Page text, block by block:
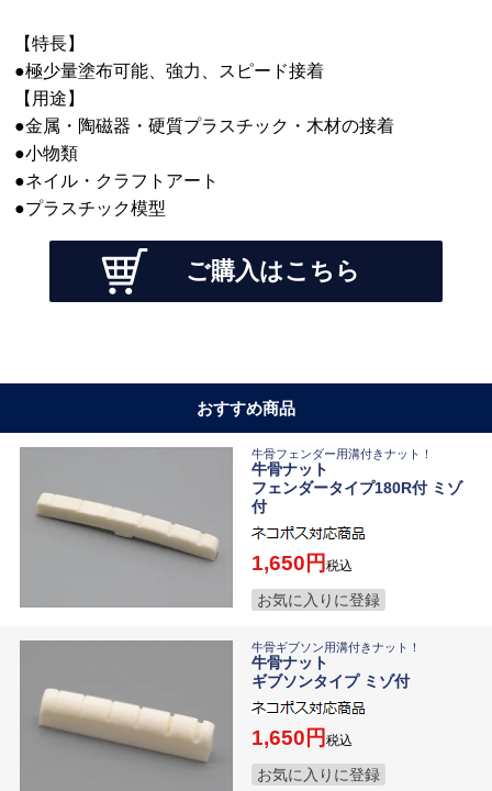
【特長】
●極少量塗布可能、強力、スピード接着
【用途】
●金属・陶磁器・硬質プラスチック・木材の接着
●小物類
●ネイル・クラフトアート
●プラスチック模型
ご購入はこちら
おすすめ商品
牛骨フェンダー用溝付きナット！
牛骨ナット
フェンダータイプ180R付 ミゾ
付
1,650 税込
お気に入りに登録
牛骨ギブソン用溝付きナット！
牛骨ナット
ギブソンタイプ ミゾ付
1,650 税込
お気に入りに登録